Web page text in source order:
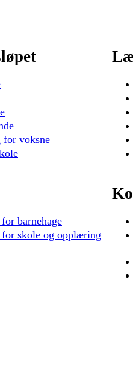
voksne
barnehage
skole og opplæring